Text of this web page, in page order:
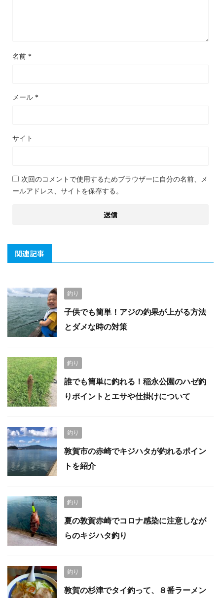
名前 *
メール *
サイト
次回のコメントで使用するためブラウザーに自分の名前、メ
ールアドレス、サイトを保存する。
関連記事
釣り
子供でも簡単！アジの釣果が上がる方法
とダメな時の対策
釣り
誰でも簡単に釣れる！稲永公園のハゼ釣
りポイントとエサや仕掛けについて
釣り
敦賀市の赤崎でキジハタが釣れるポイン
トを紹介
釣り
夏の敦賀赤崎でコロナ感染に注意しなが
らのキジハタ釣り
釣り
敦賀の杉津でタイ釣って、８番ラーメン